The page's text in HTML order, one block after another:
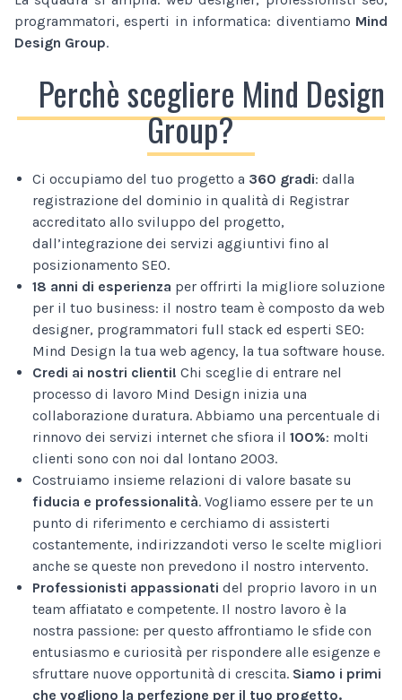
programmatori, esperti in informatica: diventiamo Mind
Design Group.
Perchè scegliere Mind Design
Group?
Ci occupiamo del tuo progetto a 360 gradi: dalla
registrazione del dominio in qualità di Registrar
accreditato allo sviluppo del progetto,
dall’integrazione dei servizi aggiuntivi fino al
posizionamento SEO.
18 anni di esperienza per offrirti la migliore soluzione
per il tuo business: il nostro team è composto da web
designer, programmatori full stack ed esperti SEO:
Mind Design la tua web agency, la tua software house.
Credi ai nostri clienti! Chi sceglie di entrare nel
processo di lavoro Mind Design inizia una
collaborazione duratura. Abbiamo una percentuale di
rinnovo dei servizi internet che sfiora il 100%: molti
clienti sono con noi dal lontano 2003.
Costruiamo insieme relazioni di valore basate su
fiducia e professionalità. Vogliamo essere per te un
punto di riferimento e cerchiamo di assisterti
costantemente, indirizzandoti verso le scelte migliori
anche se queste non prevedono il nostro intervento.
Professionisti appassionati del proprio lavoro in un
team affiatato e competente. Il nostro lavoro è la
nostra passione: per questo affrontiamo le sfide con
entusiasmo e curiosità per rispondere alle esigenze e
sfruttare nuove opportunità di crescita. Siamo i primi
che vogliono la perfezione per il tuo progetto.